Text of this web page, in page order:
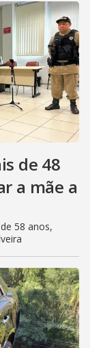
de 48
a mãe a
58 anos,